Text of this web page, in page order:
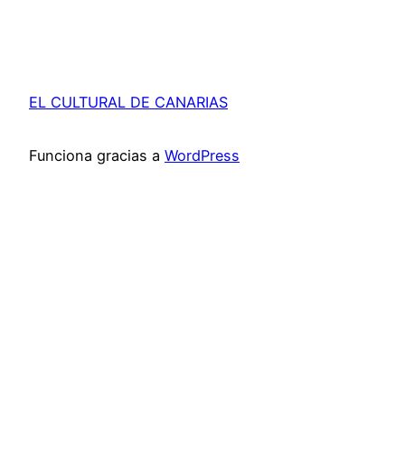
EL CULTURAL DE CANARIAS
Funciona gracias a WordPress